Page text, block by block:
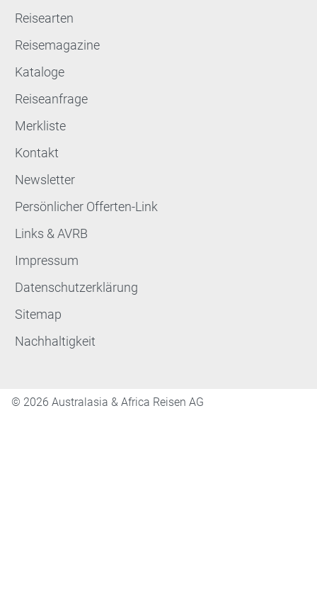
Reisearten
Reisemagazine
Kataloge
Reiseanfrage
Merkliste
Kontakt
Newsletter
Persönlicher Offerten-Link
Links & AVRB
Impressum
Datenschutzerklärung
Sitemap
Nachhaltigkeit
© 2026 Australasia & Africa Reisen AG